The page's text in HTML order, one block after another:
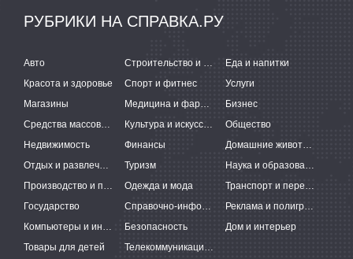
РУБРИКИ НА СПРАВКА.РУ
Авто Строительство и ремонт
Еда и напитки
Красота и здоровье
Спорт и фитнес
Услуги
Магазины
Медицина и фармацевтика
Бизнес
Средства массовой информации
Культура и искусство
Общество
Недвижимость
Финансы
Домашние животные
Отдых и развлечения
Туризм
Наука и образование
Производство и поставки
Одежда и мода
Транспорт и перевозки
Государство
Справочно-информационные системы
Реклама и полиграфия
Компьютеры и интернет
Безопасность
Дом и интерьер
Товары для детей
Телекоммуникации и связь